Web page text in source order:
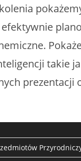
takie
prezentacji